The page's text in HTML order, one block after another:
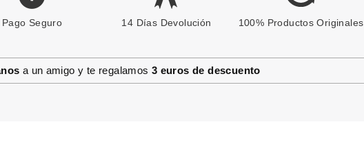
ESSENCE
Pvr 4.99€
Pago Seguro 14 Días Devolución 100% Productos Originales
a un amigo y te regalamos 3 euros de descuento